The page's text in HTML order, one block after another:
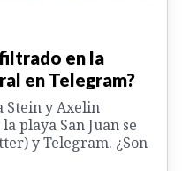
en la
en Telegram?
Stein y Axelin
playa San Juan se
y Telegram. ¿Son